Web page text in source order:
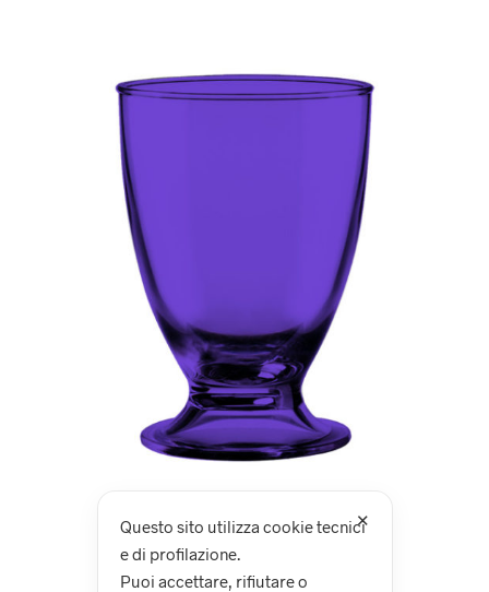
✕
Questo sito utilizza cookie tecnici
e di profilazione.
Puoi accettare, rifiutare o